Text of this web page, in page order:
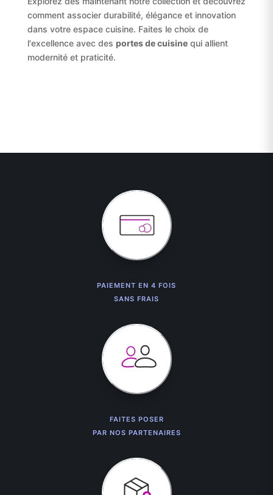
comment associer durabilité, élégance et innovation
dans votre espace cuisine. Faites le choix de
l'excellence avec des portes de cuisinequi allient
modernité et praticité.
PAIEMENT EN 4 FOIS
SANS FRAIS
FAITES POSER
PAR NOS PARTENAIRES